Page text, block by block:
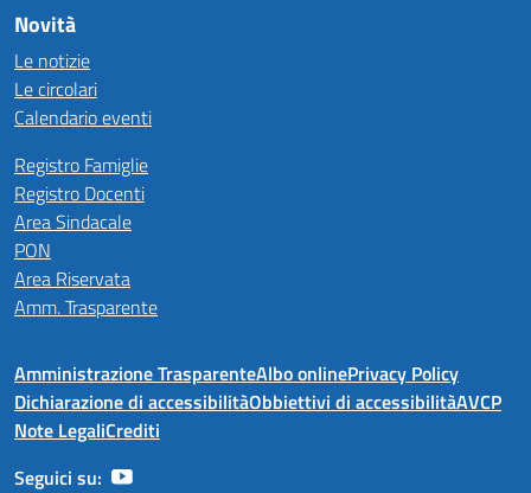
Novità
Le notizie
Le circolari
Calendario eventi
Registro Famiglie
Registro Docenti
Area Sindacale
PON
Area Riservata
Amm. Trasparente
Amministrazione TrasparenteAlbo onlinePrivacy Policy
Dichiarazione di accessibilitàObbiettivi di accessibilitàAVCP
Note LegaliCrediti
Seguici su: